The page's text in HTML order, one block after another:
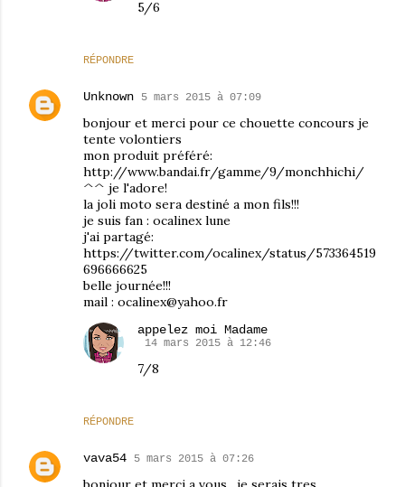
RÉPONDRE
5/6
Unknown 5 mars 2015 à 07:09
bonjour et merci pour ce chouette concours je
tente volontiers
mon produit préféré:
http://www.bandai.fr/gamme/9/monchhichi/
^^ je l'adore!
la joli moto sera destiné a mon fils!!!
je suis fan : ocalinex lune
j'ai partagé:
https://twitter.com/ocalinex/status/573364519
696666625
belle journée!!!
mail : ocalinex@yahoo.fr
RÉPONDRE
appelez moi Madame
14 mars 2015 à 12:46
7/8
vava54 5 mars 2015 à 07:26